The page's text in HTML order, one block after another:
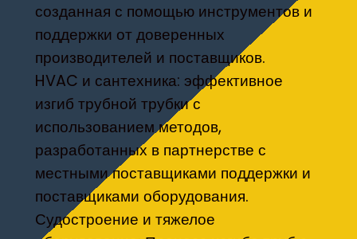
созданная с помощью инструментов и
поддержки от доверенных
производителей и поставщиков.
HVAC и сантехника: эффективное
изгиб трубной трубки с
использованием методов,
разработанных в партнерстве с
местными поставщиками поддержки и
поставщиками оборудования.
Судостроение и тяжелое